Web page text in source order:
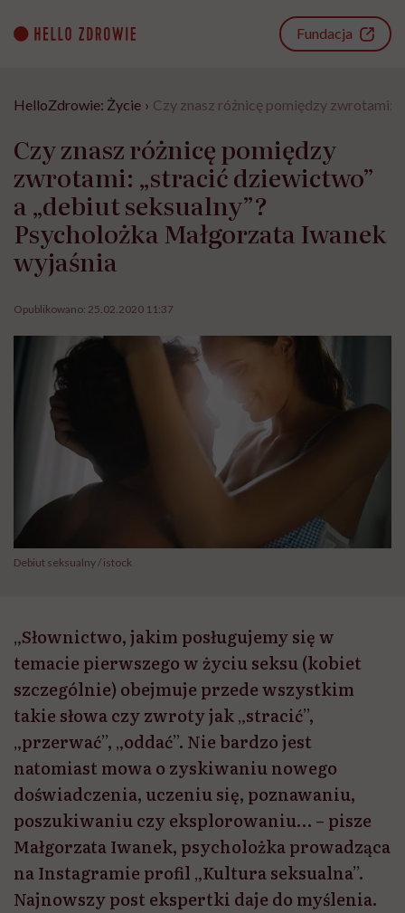
content
Fundacja
HelloZdrowie: Życie › Czy znasz różnicę pomiędzy zwrotami:
Czy znasz różnicę pomiędzy
zwrotami: „stracić dziewictwo”
a „debiut seksualny”?
Psycholożka Małgorzata Iwanek
wyjaśnia
Opublikowano: 25.02.2020 11:37
Debiut seksualny / istock
„Słownictwo, jakim posługujemy się w
temacie pierwszego w życiu seksu (kobiet
szczególnie) obejmuje przede wszystkim
takie słowa czy zwroty jak „stracić”,
„przerwać”, „oddać”. Nie bardzo jest
natomiast mowa o zyskiwaniu nowego
doświadczenia, uczeniu się, poznawaniu,
poszukiwaniu czy eksplorowaniu… – pisze
Małgorzata Iwanek, psycholożka prowadząca
na Instagramie profil „Kultura seksualna”.
Najnowszy post ekspertki daje do myślenia.